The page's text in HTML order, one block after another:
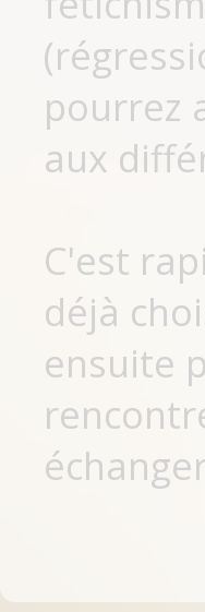
pourrez
aux
C'est
déjà
ensuite